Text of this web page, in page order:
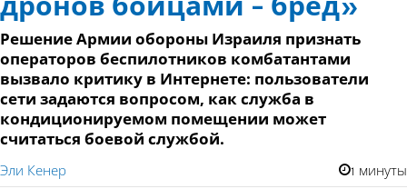
дронов бойцами - бред»
Решение Армии обороны Израиля признать
операторов беспилотников комбатантами
вызвало критику в Интернете: пользователи
сети задаются вопросом, как служба в
кондиционируемом помещении может
считаться боевой службой.
Эли Кенер 1 минуты